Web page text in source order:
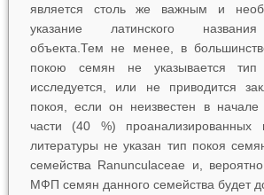
является столь же важным и
указание латинского
объекта.Тем не менее, в
покою семян не указывается тип
исследуется, или не приводится
покоя, если он неизвестен в
части (40 %) проанализированных
литературы не указан тип покоя
семейства Ranunculaceae и,
МФП семян данного семейства будет